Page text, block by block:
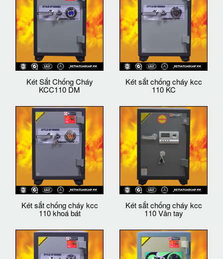
Két Sắt Chống Cháy
KCC110 DM
Két sắt chống cháy kcc
110 KC
Két sắt chống cháy kcc
110 khoá bát
Két sắt chống cháy kcc
110 Vân tay